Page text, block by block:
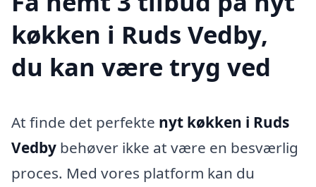
køkken i Ruds Vedby,
du kan være tryg ved
At finde det perfekte nyt køkken i Ruds
Vedby behøver ikke at være en besværlig
proces. Med vores platform kan du